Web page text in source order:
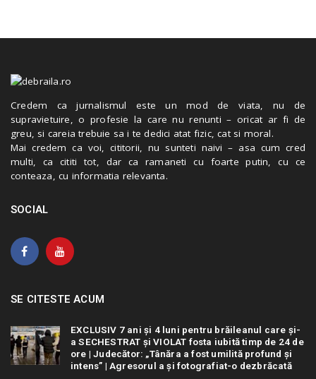
Credem ca jurnalismul este un mod de viata, nu de
supravietuire, o profesie la care nu renunti – oricat ar fi de
greu, si careia trebuie sa i te dedici atat fizic, cat si moral.
Mai credem ca voi, cititorii, nu sunteti naivi – asa cum cred
multi, ca cititi tot, dar ca ramaneti cu foarte putin, cu ce
conteaza, cu informatia relevanta.
SOCIAL
SE CITESTE ACUM
EXCLUSIV 7 ani și 4 luni pentru brăileanul care și-
a SECHESTRAT și VIOLAT fosta iubită timp de 24 de
ore | Judecător: „Tânăra a fost umilită profund și
intens” | Agresorul a și fotografiat-o dezbrăcată